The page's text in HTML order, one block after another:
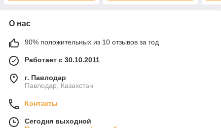
О нас
90% положительных из 10 отзывов за год
Работает с 30.10.2011
г. Павлодар
Павлодар, Казахстан
Контакты
Сегодня выходной